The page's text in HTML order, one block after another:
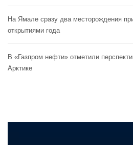
На Ямале сразу два месторождения
открытиями года
В «Газпром нефти» отметили
Арктике